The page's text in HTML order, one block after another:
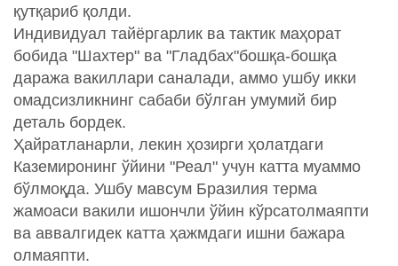
қутқариб қолди.
Индивидуал тайёргарлик ва тактик маҳорат
бобида "Шахтер" ва "Гладбах"бошқа-бошқа
даража вакиллари саналади, аммо ушбу икки
омадсизликнинг сабаби бўлган умумий бир
деталь бордек.
Ҳайратланарли, лекин ҳозирги ҳолатдаги
Каземиронинг ўйини "Реал" учун катта муаммо
бўлмоқда. Ушбу мавсум Бразилия терма
жамоаси вакили ишончли ўйин кўрсатолмаяпти
ва аввалгидек катта ҳажмдаги ишни бажара
олмаяпти.